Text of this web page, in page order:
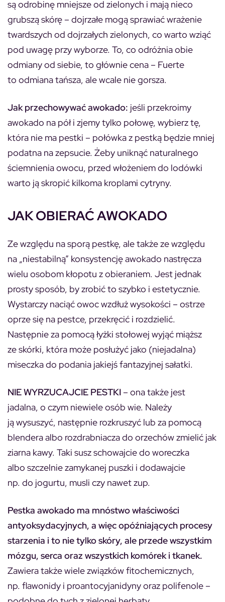
są odrobinę mniejsze od zielonych i mają nieco
grubszą skórę – dojrzałe mogą sprawiać wrażenie
twardszych od dojrzałych zielonych, co warto wziąć
pod uwagę przy wyborze. To, co odróżnia obie
odmiany od siebie, to głównie cena – Fuerte
to odmiana tańsza, ale wcale nie gorsza.
Jak przechowywać awokado: jeśli przekroimy
awokado na pół i zjemy tylko połowę, wybierz tę,
która nie ma pestki – połówka z pestką będzie mniej
podatna na zepsucie. Żeby uniknąć naturalnego
ściemnienia owocu, przed włożeniem do lodówki
warto ją skropić kilkoma kroplami cytryny.
JAK OBIERAĆ AWOKADO
Ze względu na sporą pestkę, ale także ze względu
na „niestabilną” konsystencję awokado nastręcza
wielu osobom kłopotu z obieraniem. Jest jednak
prosty sposób, by zrobić to szybko i estetycznie.
Wystarczy naciąć owoc wzdłuż wysokości – ostrze
oprze się na pestce, przekręcić i rozdzielić.
Następnie za pomocą łyżki stołowej wyjąć miąższ
ze skórki, która może posłużyć jako (niejadalna)
miseczka do podania jakiejś fantazyjnej sałatki.
NIE WYRZUCAJCIE PESTKI – ona także jest
jadalna, o czym niewiele osób wie. Należy
ją wysuszyć, następnie rozkruszyć lub za pomocą
blendera albo rozdrabniacza do orzechów zmielić jak
ziarna kawy. Taki susz schowajcie do woreczka
albo szczelnie zamykanej puszki i dodawajcie
np. do jogurtu, musli czy nawet zup.
Pestka awokado ma mnóstwo właściwości
antyoksydacyjnych, a więc opóźniających procesy
starzenia i to nie tylko skóry, ale przede wszystkim
mózgu, serca oraz wszystkich komórek i tkanek.
Zawiera także wiele związków fitochemicznych,
np. flawonidy i proantocyjanidyny oraz polifenole –